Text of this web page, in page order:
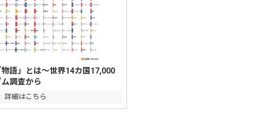
語」とは～世界14カ国17,000
調査から
詳細はこちら